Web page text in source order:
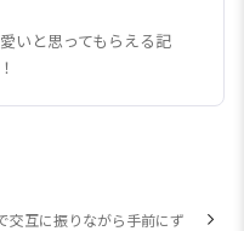
いと思ってもらえる記
交互に振りながら手前にず